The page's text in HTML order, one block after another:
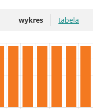
wykres tabela